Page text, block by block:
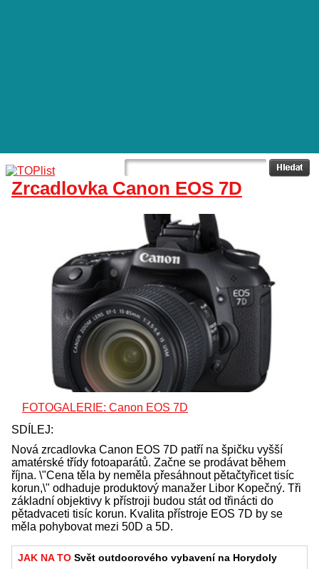
Zrcadlovka Canon EOS 7D
FOTOGALERIE: Canon EOS 7D
SDÍLEJ:
Nová zrcadlovka Canon EOS 7D patří na špičku vyšší
amatérské třídy fotoaparátů. Začne se prodávat během
října. \"Cena těla by neměla přesáhnout pětačtyřicet tisíc
korun,\" odhaduje produktový manažer Libor Kopečný. Tři
základní objektivy k přístroji budou stát od třinácti do
pětadvaceti tisíc korun. Kvalita přístroje EOS 7D by se
měla pohybovat mezi 50D a 5D.
JAK NA TO Svět outdoorového vybavení na Horydoly